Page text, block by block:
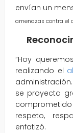
envían un
amenazas contra el
“Hoy
realizando el
se proyecta
respeto,
enfatizó.